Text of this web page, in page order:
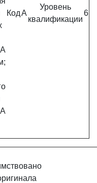
КодA
Уровень
квалификации
6